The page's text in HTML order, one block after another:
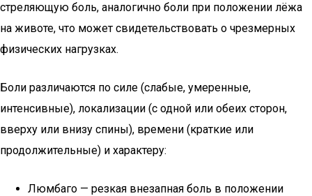
стреляющую боль, аналогично боли при положении лёжа
на животе, что может свидетельствовать о чрезмерных
физических нагрузках.
Боли различаются по силе (слабые, умеренные,
интенсивные), локализации (с одной или обеих сторон,
вверху или внизу спины), времени (краткие или
продолжительные) и характеру:
Люмбаго — резкая внезапная боль в положении